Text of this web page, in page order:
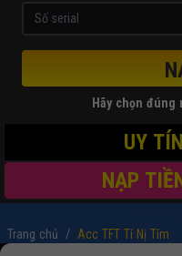
Hãy chọn đúng
UY
NẠP
Trang chủ / Acc TFT Tí Nị Tím